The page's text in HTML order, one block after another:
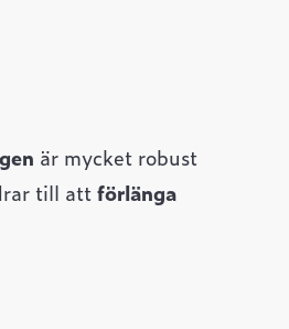
är mycket robust
till attförlänga